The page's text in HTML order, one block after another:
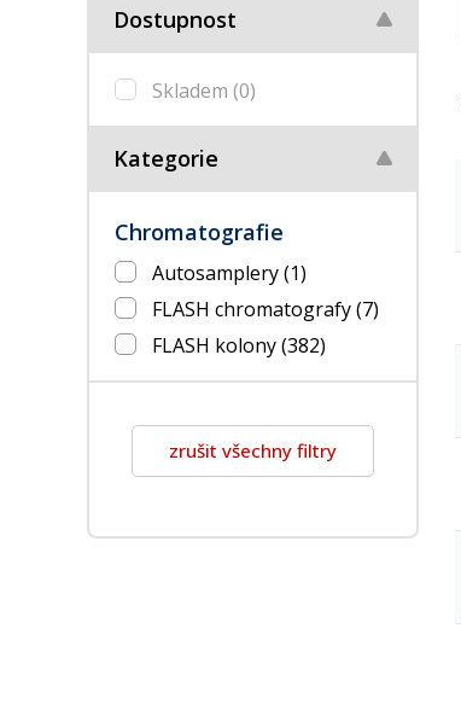
Dostupnost
Skladem (0)
Kategorie
Chromatografie
Autosamplery(1)
FLASH chromatografy(7)
FLASH kolony(382)
zrušit všechny filtry